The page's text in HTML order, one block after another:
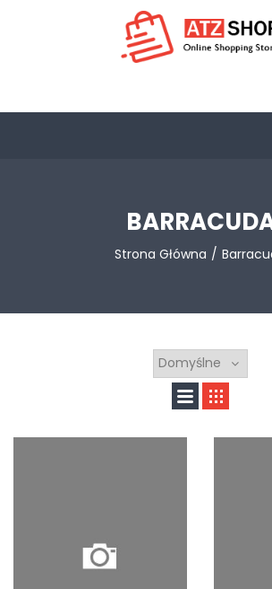
Strona Główna